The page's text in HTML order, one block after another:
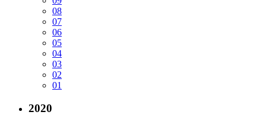
08
07
06
05
04
03
02
01
2020